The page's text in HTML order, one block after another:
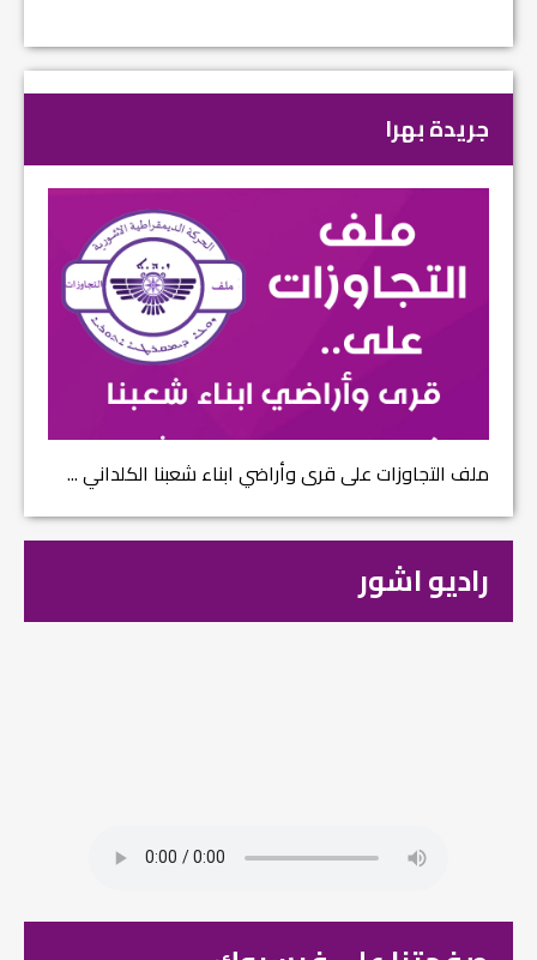
جريدة بهرا
ملف التجاوزات على قرى وأراضي ابناء شعبنا الكلداني ...
راديو اشور